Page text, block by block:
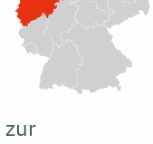
zur